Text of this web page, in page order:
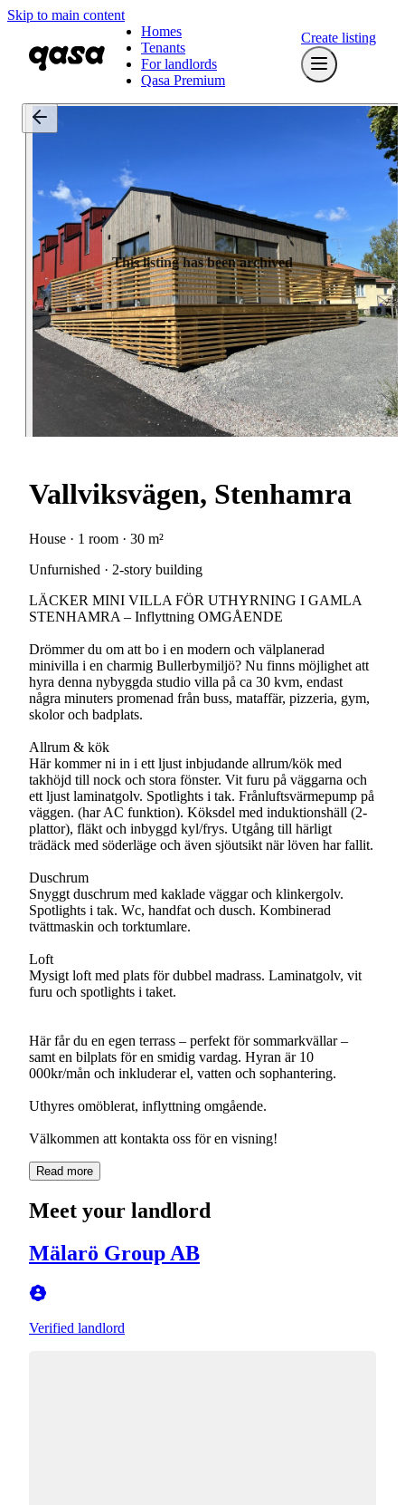
Skip to main content
Homes
Tenants
For landlords
Qasa Premium
Create listing
This listing has been archived
Vallviksvägen, Stenhamra
House · 1 room · 30 m²
Unfurnished · 2-story building
LÄCKER MINI VILLA FÖR UTHYRNING I GAMLA
STENHAMRA – Inflyttning OMGÅENDE
Drömmer du om att bo i en modern och välplanerad
minivilla i en charmig Bullerbymiljö? Nu finns möjlighet att
hyra denna nybyggda studio villa på ca 30 kvm, endast
några minuters promenad från buss, mataffär, pizzeria, gym,
skolor och badplats.
Allrum & kök
Här kommer ni in i ett ljust inbjudande allrum/kök med
takhöjd till nock och stora fönster. Vit furu på väggarna och
ett ljust laminatgolv. Spotlights i tak. Frånluftsvärmepump på
väggen. (har AC funktion). Köksdel med induktionshäll (2-
plattor), fläkt och inbyggd kyl/frys. Utgång till härligt
trädäck med söderläge och även sjöutsikt när löven har fallit.
Duschrum
Snyggt duschrum med kaklade väggar och klinkergolv.
Spotlights i tak. Wc, handfat och dusch. Kombinerad
tvättmaskin och torktumlare.
Loft
Mysigt loft med plats för dubbel madrass. Laminatgolv, vit
furu och spotlights i taket.
Här får du en egen terrass – perfekt för sommarkvällar –
samt en bilplats för en smidig vardag. Hyran är 10
000kr/mån och inkluderar el, vatten och sophantering.
Uthyres omöblerat, inflyttning omgående.
Välkommen att kontakta oss för en visning!
Read more
Meet your landlord
Mälarö Group AB
Verified landlord